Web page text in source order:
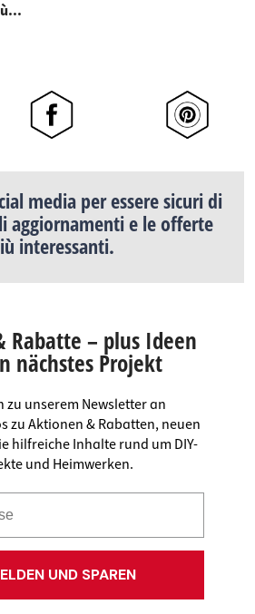
media per essere sicuri di
aggiornamenti e le offerte
interessanti.
Rabatte – plus Ideen
nächstes Projekt
zu unserem Newsletter an
zu Aktionen & Rabatten, neuen
hilfreiche Inhalte rund um DIY-
und Heimwerken.
UND SPAREN